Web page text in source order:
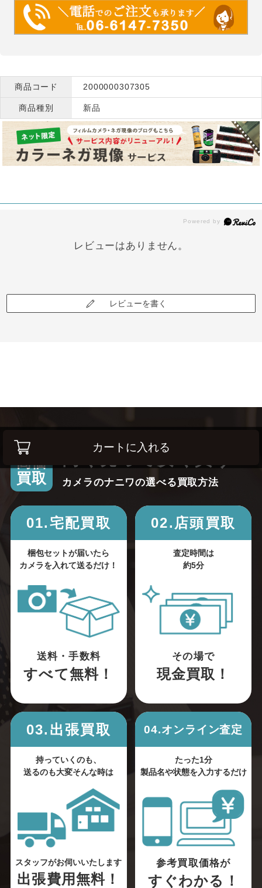
カートに入れる
商品コード 2000000307305
商品種別 新品
レビューはありません。
レビューを書く
高価
買取
高く売って安く買う！
カメラのナニワの選べる買取方法
01.宅配買取
梱包セットが届いたら
カメラを入れて送るだけ！
送料・手数料
すべて無料！
02.店頭買取
査定時間は
約5分
その場で
現金買取！
03.出張買取
持っていくのも、
送るのも大変そんな時は
スタッフがお伺いいたします
出張費用無料！
04.オンライン査定
たった1分
製品名や状態を入力するだけ
参考買取価格が
すぐわかる！